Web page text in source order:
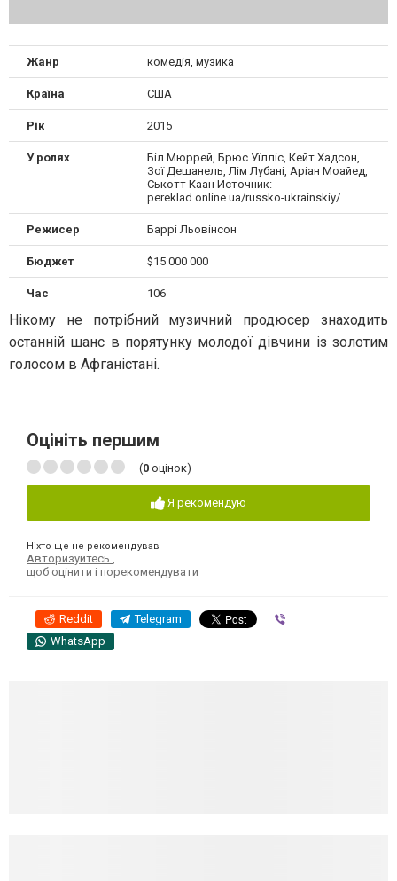
Жанр комедія, музика
Країна США
Рік 2015
У ролях
Біл Мюррей, Брюс Уїлліс, Кейт Хадсон,
Зої Дешанель, Лім Лубані, Аріан Моайед,
Ськотт Каан Источник:
pereklad.online.ua/russko-ukrainskiy/
Режисер Баррі Льовінсон
Бюджет $15 000 000
Час 106
Нікому не потрібний музичний продюсер знаходить
останній шанс в порятунку молодої дівчини із золотим
голосом в Афганістані.
Оцініть першим
(0 оцінок)
Я рекомендую
Ніхто ще не рекомендував
Авторизуйтесь ,
щоб оцінити і порекомендувати
Reddit Telegram
WhatsApp